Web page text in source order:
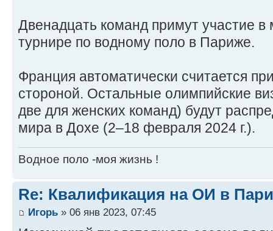
Двенадцать команд примут участие
турнире по водному поло в Париже.
Франция автоматически считается
стороной. Остальные олимпийские
две для женских команд) будут
мира в Дохе (2–18 февраля 2024 г.).
Водное поло -моя жизнь !
Re: Квалификация на ОИ в
Игорь » 06 янв 2023, 07:45